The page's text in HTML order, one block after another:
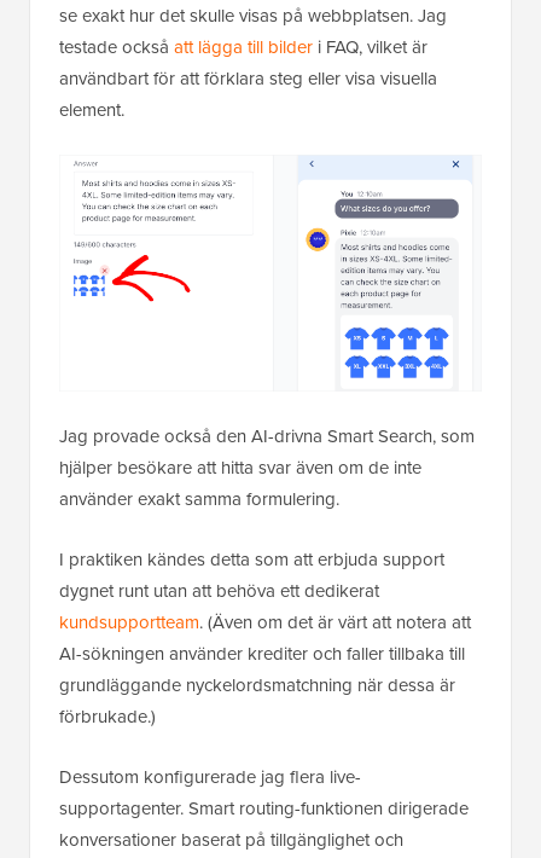
se exakt hur det skulle visas på webbplatsen. Jag
testade också att lägga till bilder i FAQ, vilket är
användbart för att förklara steg eller visa visuella
element.
Jag provade också den AI-drivna Smart Search, som
hjälper besökare att hitta svar även om de inte
använder exakt samma formulering.
I praktiken kändes detta som att erbjuda support
dygnet runt utan att behöva ett dedikerat
kundsupportteam. (Även om det är värt att notera att
AI-sökningen använder krediter och faller tillbaka till
grundläggande nyckelordsmatchning när dessa är
förbrukade.)
Dessutom konfigurerade jag flera live-
supportagenter. Smart routing-funktionen dirigerade
konversationer baserat på tillgänglighet och